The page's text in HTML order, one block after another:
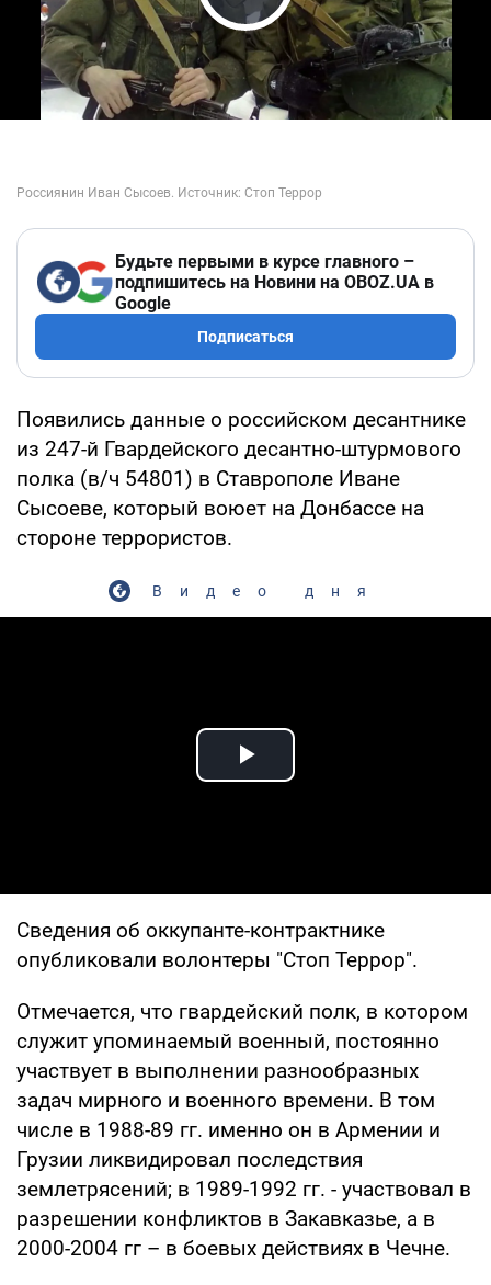
Play Video
Будьте первыми в курсе главного –
подпишитесь на Новини на OBOZ.UA в
Google
Подписаться
Появились данные о российском десантнике
из 247-й Гвардейского десантно-штурмового
полка (в/ч 54801) в Ставрополе Иване
Сысоеве, который воюет на Донбассе на
стороне террористов.
Видео дня
Play Video
Сведения об оккупанте-контрактнике
опубликовали волонтеры "Стоп Террор".
Отмечается, что гвардейский полк, в котором
служит упоминаемый военный, постоянно
участвует в выполнении разнообразных
задач мирного и военного времени. В том
числе в 1988-89 гг. именно он в Армении и
Грузии ликвидировал последствия
землетрясений; в 1989-1992 гг. - участвовал в
разрешении конфликтов в Закавказье, а в
2000-2004 гг – в боевых действиях в Чечне.